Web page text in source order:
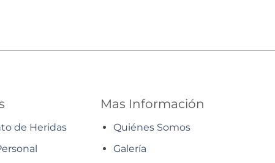
de Heridas
Mas Información
Quiénes Somos
Galería